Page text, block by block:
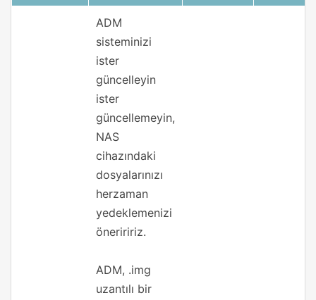
ADM
sisteminizi
ister
güncelleyin
ister
güncellemeyin,
NAS
cihazındaki
dosyalarınızı
herzaman
yedeklemenizi
öneriririz.
ADM, .img
uzantılı bir